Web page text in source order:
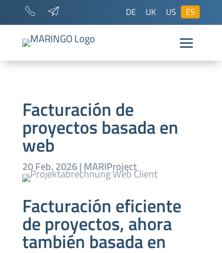
DE UK US ES
Facturación de
proyectos basada en
web
20 Feb. 2026|MARIProject
Facturación eficiente
de proyectos, ahora
también basada en